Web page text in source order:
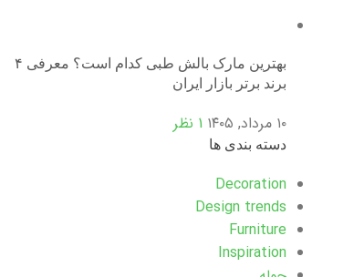
بهترین مارک بالش طبی کدام است؟ معرفی ۴
برند برتر بازار ایران
۱۰ مرداد, ۱۴۰۵ 1 نظر
دسته بندی ها
Decoration
Design trends
Furniture
Inspiration